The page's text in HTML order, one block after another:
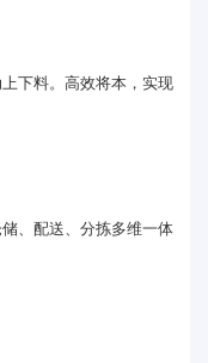
料。高效将本，实现
、配送、分拣多维一体